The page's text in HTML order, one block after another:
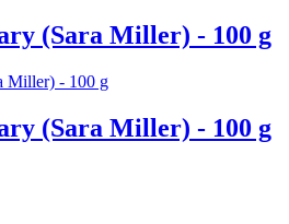
(Sara Miller) - 100 g
(Sara Miller) - 100 g